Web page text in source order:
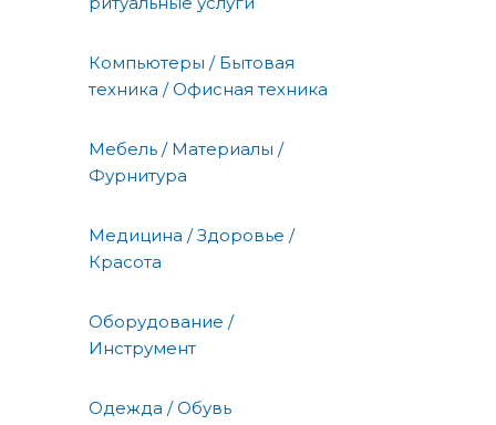
Компьютеры / Бытовая
техника / Офисная техника
Мебель / Материалы /
Фурнитура
Медицина / Здоровье /
Красота
Оборудование /
Инструмент
Одежда / Обувь